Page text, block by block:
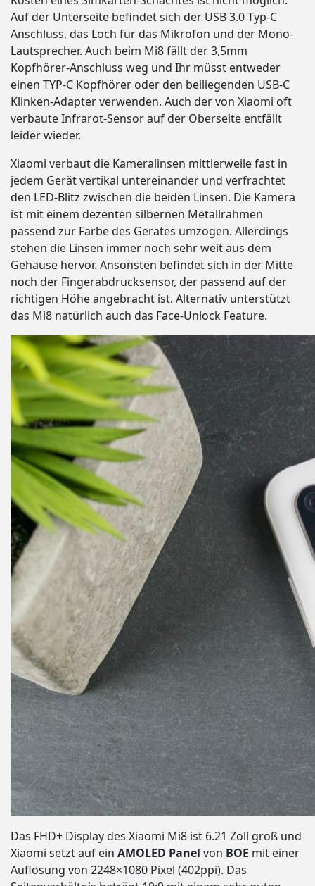
Auf der Unterseite befindet sich der USB 3.0 Typ-C
Anschluss, das Loch für das Mikrofon und der Mono-
Lautsprecher. Auch beim Mi8 fällt der 3,5mm
Kopfhörer-Anschluss weg und Ihr müsst entweder
einen TYP-C Kopfhörer oder den beiliegenden USB-C
Klinken-Adapter verwenden. Auch der von Xiaomi oft
verbaute Infrarot-Sensor auf der Oberseite entfällt
leider wieder.
Xiaomi verbaut die Kameralinsen mittlerweile fast in
jedem Gerät vertikal untereinander und verfrachtet
den LED-Blitz zwischen die beiden Linsen. Die Kamera
ist mit einem dezenten silbernen Metallrahmen
passend zur Farbe des Gerätes umzogen. Allerdings
stehen die Linsen immer noch sehr weit aus dem
Gehäuse hervor. Ansonsten befindet sich in der Mitte
noch der Fingerabdrucksensor, der passend auf der
richtigen Höhe angebracht ist. Alternativ unterstützt
das Mi8 natürlich auch das Face-Unlock Feature.
Das FHD+ Display des Xiaomi Mi8 ist 6.21 Zoll groß und
Xiaomi setzt auf ein AMOLED Panel von BOE mit einer
Auflösung von 2248×1080 Pixel (402ppi). Das